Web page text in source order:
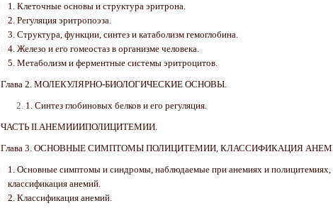
1. Клеточные основы и структура эритрона.
2. Регуляция эритропоэза.
3. Структура, функции, синтез и катаболизм гемоглобина.
4. Железо и его гомеостаз в организме человека.
5. Метаболизм и ферментные системы эритроцитов.
Глава 2. МОЛЕКУЛЯРНО-БИОЛОГИЧЕСКИЕ ОСНОВЫ.
1. Синтез глобиновых белков и его регуляция.
ЧАСТЬ ІІ.АНЕМИИИПОЛИЦИТЕМИИ.
Глава 3. ОСНОВНЫЕ СИМПТОМЫ ПОЛИЦИТЕМИИ, КЛАССИФИКАЦИЯ
1. Основные симптомы и синдромы, наблюдаемые при анемиях и полицитемиях,
классификация анемий.
2. Классификация анемий.